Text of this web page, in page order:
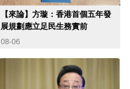
【來論】方璇：香港首個五年發
展規劃應立足民生務實前
08-06